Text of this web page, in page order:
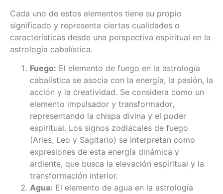
Cada uno de estos elementos tiene su propio
significado y representa ciertas cualidades o
características desde una perspectiva espiritual en la
astrología cabalística.
Fuego: El elemento de fuego en la astrología
cabalística se asocia con la energía, la pasión, la
acción y la creatividad. Se considera como un
elemento impulsador y transformador,
representando la chispa divina y el poder
espiritual. Los signos zodiacales de fuego
(Aries, Leo y Sagitario) se interpretan como
expresiones de esta energía dinámica y
ardiente, que busca la elevación espiritual y la
transformación interior.
Agua: El elemento de agua en la astrología